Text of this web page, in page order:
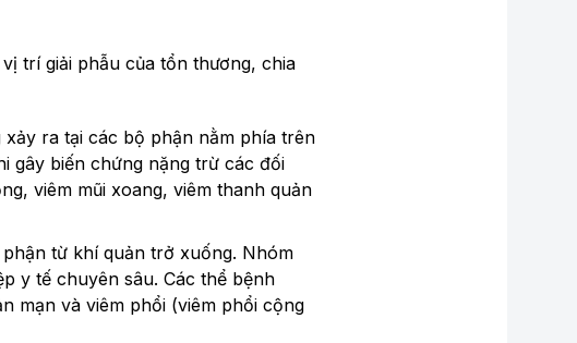
trí giải phẫu của tổn thương, chia
ra tại các bộ phận nằm phía trên
gây biến chứng nặng trừ các đối
viêm mũi xoang, viêm thanh quản
từ khí quản trở xuống. Nhóm
y tế chuyên sâu. Các thể bệnh
mạn và viêm phổi (viêm phổi cộng